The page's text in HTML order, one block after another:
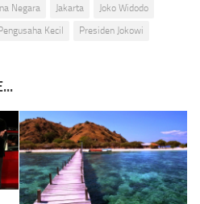
Negara Jakarta
Joko Widodo
Pengusaha Kecil Presiden Jokowi